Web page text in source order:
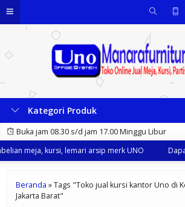
Kategori Produk
Buka jam 08.30 s/d jam 17.00 Minggu Libur
meja, kursi, lemari arsip merk UNO
Beranda »Tags "Toko jual kursi kantor Uno di
Jakarta Barat"